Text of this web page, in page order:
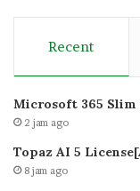
Recent
Microsoft 365 Slim
2 jam ago
Topaz AI 5
8 jam ago